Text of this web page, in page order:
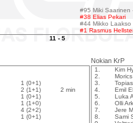
#95 Miki Saarinen
#38 Elias Pekari
#44 Mikko Laakso
#1 Rasmus
11 - 5
Nokian KrP
1 (0+1)
2 (1+1)
2 min
1 (0+1)
1 (1+0)
4 (2+2)
1 (0+1)
1.
Kim
2.
3.
4.
Emil
5.
Luka
6.
Olli
7.
Jere
8.
Sami